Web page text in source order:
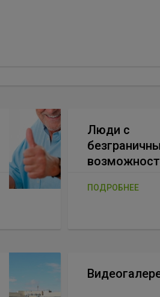
Люди с
ПОДРОБНЕЕ